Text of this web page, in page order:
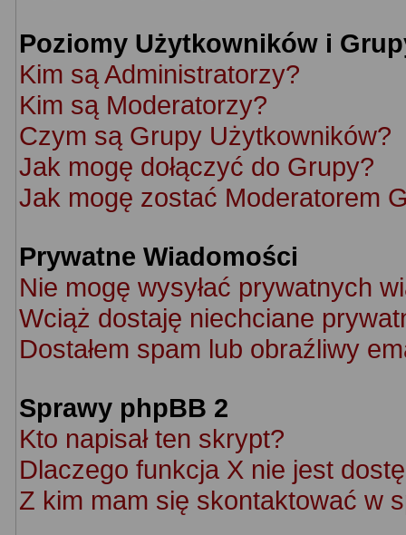
Poziomy Użytkowników i
Kim są Administratorzy?
Kim są Moderatorzy?
Czym są Grupy Użytkowników?
Jak mogę dołączyć do Grupy?
Jak mogę zostać Moderatorem
Prywatne Wiadomości
Nie mogę wysyłać prywatnych
Wciąż dostaję niechciane
Dostałem spam lub obraźliwy
Sprawy phpBB 2
Kto napisał ten skrypt?
Dlaczego funkcja X nie jest
Z kim mam się skontaktować w